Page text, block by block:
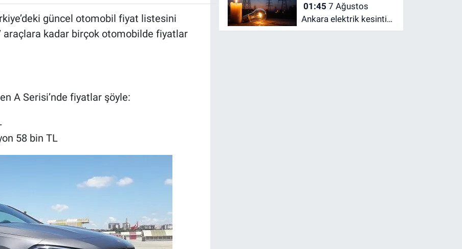
güncel otomobil fiyat listesini
araçlara kadar birçok otomobilde fiyatlar
A Serisi’nde fiyatlar şöyle:
58 bin TL
Galatasaray hazırlık
maçı ne zaman?
01:45
Ankara elektrik kesintisi
| EDAŞ Ankara Elektrik